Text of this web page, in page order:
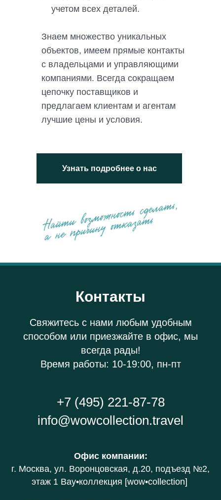
учетом всех деталей.
Знаем множество уникальных
объектов, имеем прямые контакты
с владельцами и управляющими
компаниями. Всегда сокращаем
цепочку поставщиков и
предлагаем клиентам и агентам
лучшие цены и условия.
Узнать подробнее о нас
Контакты
Свяжитесь с нами любым удобным
способом или приезжайте в офис, мы
всегда рады!
Время работы: 10-19:00, пн-пт
+7 (495) 221-87-78
info@wowcollection.travel
Офис компании:
г. Москва, ул. Воронцовская, д.20, подъезд №2,
этаж 1 Вау•коллекция [wow•collection]